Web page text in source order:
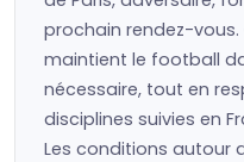
prochain rendez-
maintient le football
nécessaire, tout en
disciplines suivies en
Les conditions autour